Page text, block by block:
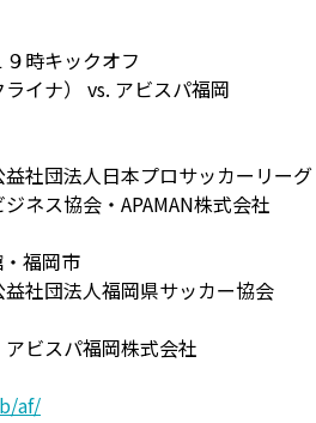
時キックオフ
イナ） vs. アビスパ福岡
社団法人日本プロサッカーリーグ
ネス協会・APAMAN株式会社
福岡市
社団法人福岡県サッカー協会
ビスパ福岡株式会社
af/